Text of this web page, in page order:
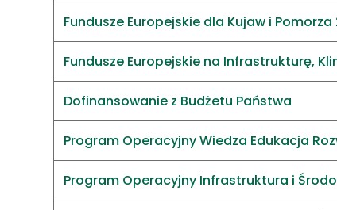
Fundusze Europejskie dla Kujaw i Pomorza
Fundusze Europejskie na Infrastrukturę,
Dofinansowanie z Budżetu Państwa
Program Operacyjny Wiedza Edukacja
Program Operacyjny Infrastruktura i